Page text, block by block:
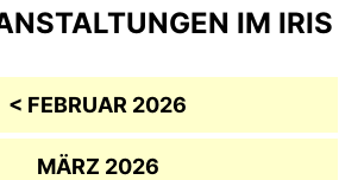
IM IRIS
< FEBRUAR 2026
MÄRZ 2026